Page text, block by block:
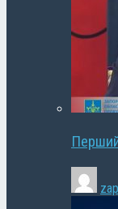
Перший